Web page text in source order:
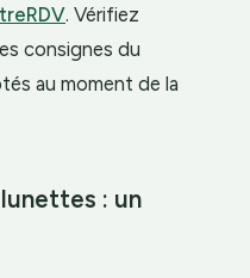
. Vérifiez
consignes du
au moment de la
: un